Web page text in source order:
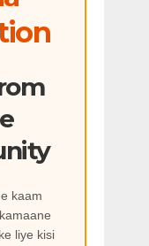
kaam
liye kisi